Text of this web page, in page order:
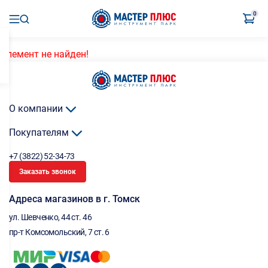
0
Элемент не найден!
О компании
Покупателям
+7 (3822) 52-34-73
Заказать звонок
Адреса магазинов в г. Томск
ул. Шевченко, 44 ст. 46
пр-т Комсомольский, 7 ст. 6